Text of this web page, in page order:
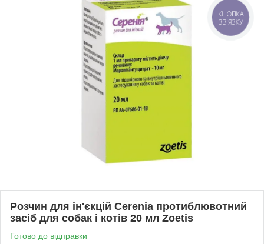
Розчин для ін'єкцій Cerenia протиблювотний
засіб для собак і котів 20 мл Zoetis
Готово до відправки
КНОПКА
ЗВ'ЯЗКУ